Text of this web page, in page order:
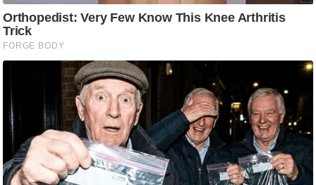
मा
तृ
भू
भ
ए
म
.